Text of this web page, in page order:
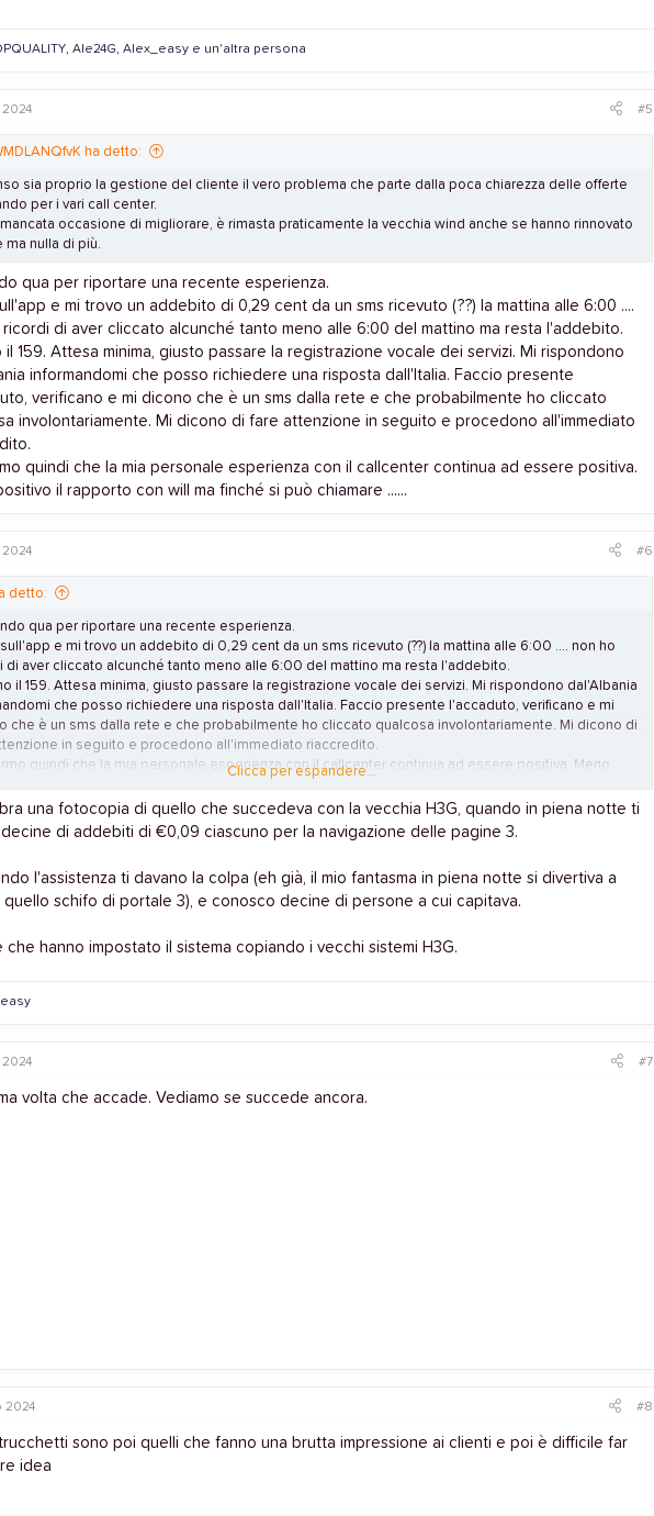
, Ale24G, Alex_easy e un'altra persona
2024 #5
ha detto:
sia proprio la gestione del cliente il vero problema che parte dalla poca chiarezza delle offerte
per i vari call center.
mancata occasione di migliorare, è rimasta praticamente la vecchia wind anche se hanno rinnovato
ma nulla di più.
qua per riportare una recente esperienza.
e mi trovo un addebito di 0,29 cent da un sms ricevuto (??) la mattina alle 6:00 ....
ricordi di aver cliccato alcunché tanto meno alle 6:00 del mattino ma resta l'addebito.
il 159. Attesa minima, giusto passare la registrazione vocale dei servizi. Mi rispondono
informandomi che posso richiedere una risposta dall'Italia. Faccio presente
verificano e mi dicono che è un sms dalla rete e che probabilmente ho cliccato
involontariamente. Mi dicono di fare attenzione in seguito e procedono all'immediato
quindi che la mia personale esperienza con il callcenter continua ad essere positiva.
il rapporto con will ma finché si può chiamare ......
2024 #6
detto:
qua per riportare una recente esperienza.
e mi trovo un addebito di 0,29 cent da un sms ricevuto (??) la mattina alle 6:00 .... non ho
di aver cliccato alcunché tanto meno alle 6:00 del mattino ma resta l'addebito.
il 159. Attesa minima, giusto passare la registrazione vocale dei servizi. Mi rispondono dal'Albania
che posso richiedere una risposta dall'Italia. Faccio presente l'accaduto, verificano e mi
che è un sms dalla rete e che probabilmente ho cliccato qualcosa involontariamente. Mi dicono di
in seguito e procedono all'immediato riaccredito.
quindi che la mia personale esperienza con il callcenter continua ad essere positiva. Meno
Clicca per espandere...
una fotocopia di quello che succedeva con la vecchia H3G, quando in piena notte ti
di addebiti di €0,09 ciascuno per la navigazione delle pagine 3.
l'assistenza ti davano la colpa (eh già, il mio fantasma in piena notte si divertiva a
quello schifo di portale 3), e conosco decine di persone a cui capitava.
che hanno impostato il sistema copiando i vecchi sistemi H3G.
2024 #7
volta che accade. Vediamo se succede ancora.
2024 #8
sono poi quelli che fanno una brutta impressione ai clienti e poi è difficile far
idea